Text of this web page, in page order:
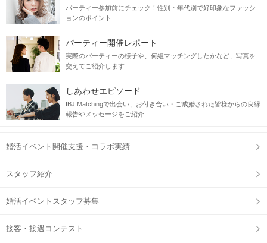
パーティー参加前にチェック！性別・年代別で好印象なファッシ
ョンのポイント
パーティー開催レポート
実際のパーティーの様子や、何組マッチングしたかなど、写真を
交えてご紹介します
しあわせエピソード
IBJ Matchingで出会い、お付き合い・ご成婚された皆様からの良縁
報告やメッセージをご紹介
婚活イベント開催支援・コラボ実績
スタッフ紹介
婚活イベントスタッフ募集
接客・接遇コンテスト